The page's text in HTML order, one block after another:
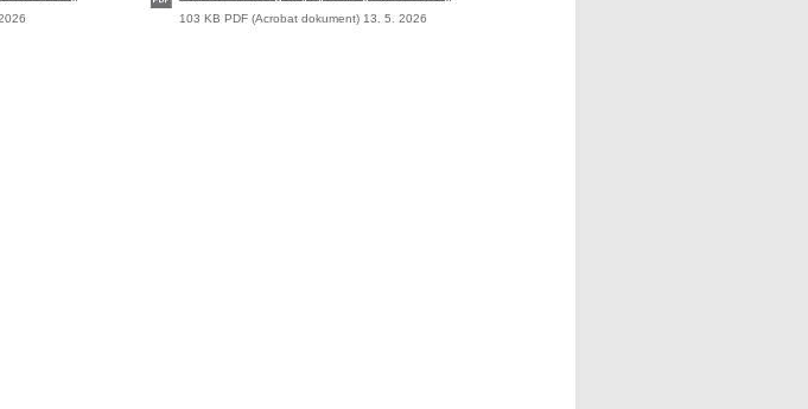
103 KB PDF (Acrobat dokument) 13. 5. 2026